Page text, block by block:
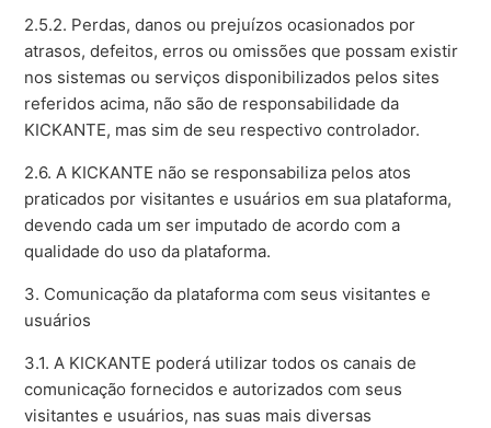
2.5.2. Perdas, danos ou prejuízos ocasionados por
atrasos, defeitos, erros ou omissões que possam existir
nos sistemas ou serviços disponibilizados pelos sites
referidos acima, não são de responsabilidade da
KICKANTE, mas sim de seu respectivo controlador.
2.6. A KICKANTE não se responsabiliza pelos atos
praticados por visitantes e usuários em sua plataforma,
devendo cada um ser imputado de acordo com a
qualidade do uso da plataforma.
3. Comunicação da plataforma com seus visitantes e
usuários
3.1. A KICKANTE poderá utilizar todos os canais de
comunicação fornecidos e autorizados com seus
visitantes e usuários, nas suas mais diversas